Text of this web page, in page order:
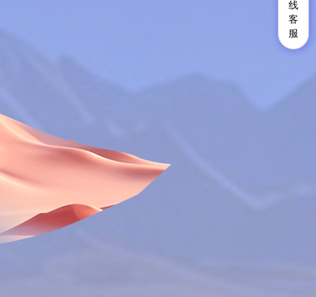
线
客
服
线
客
服